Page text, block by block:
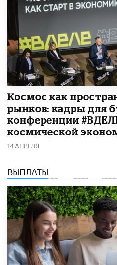
Космос как
рынков: кадры для
конференции
космической
14 АПРЕЛЯ
ВЫПЛАТЫ